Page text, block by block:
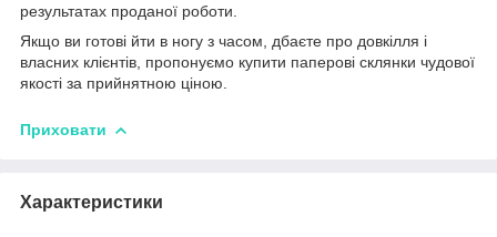
результатах проданої роботи.
Якщо ви готові йти в ногу з часом, дбаєте про довкілля і
власних клієнтів, пропонуємо купити паперові склянки чудової
якості за прийнятною ціною.
Приховати
Характеристики